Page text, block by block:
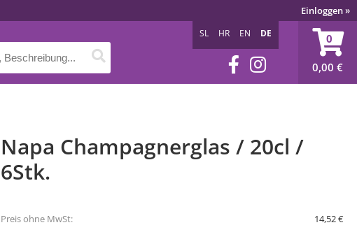
Einloggen»
0
0,00 €
SL HR EN DE
Napa Champagnerglas / 20cl /
6Stk.
Preis ohne MwSt:
14,52 €